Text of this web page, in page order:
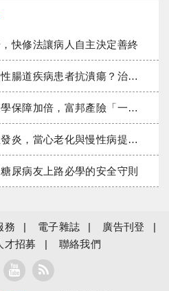
快修法讓病人自主決定善終
抗潰瘍？治療進展與健保給付困境一次看
產險「一期逐夢」專案加碼遠距醫療與緊急救援
，當心老化與慢性病提早報到
尿病友上路必學的安全守則
務 電子雜誌
廣告刊登
才招募 聯絡我們